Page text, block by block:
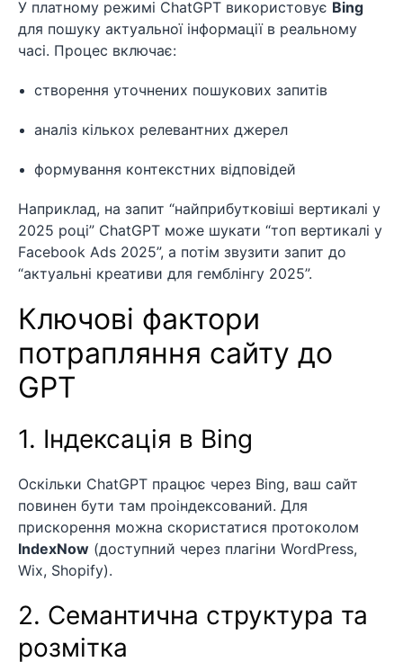
У платному режимі ChatGPT використовує Bing
для пошуку актуальної інформації в реальному
часі. Процес включає:
створення уточнених пошукових запитів
аналіз кількох релевантних джерел
формування контекстних відповідей
Наприклад, на запит “найприбутковіші вертикалі у
2025 році” ChatGPT може шукати “топ вертикалі у
Facebook Ads 2025”, а потім звузити запит до
“актуальні креативи для гемблінгу 2025”.
Ключові фактори
потрапляння сайту до
GPT
1. Індексація в Bing
Оскільки ChatGPT працює через Bing, ваш сайт
повинен бути там проіндексований. Для
прискорення можна скористатися протоколом
IndexNow (доступний через плагіни WordPress,
Wix, Shopify).
2. Семантична структура та
розмітка